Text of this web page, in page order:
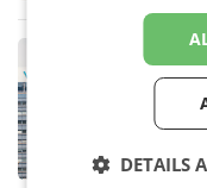
Der
Juni
DETAILS